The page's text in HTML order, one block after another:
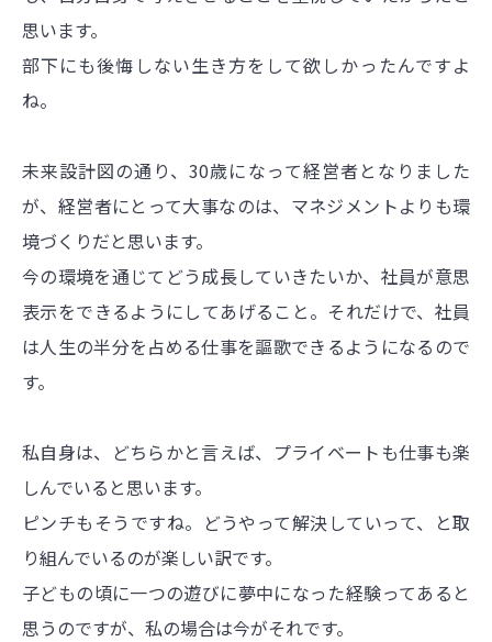
思います。
部下にも後悔しない生き方をして欲しかったんですよ
ね。
未来設計図の通り、30歳になって経営者となりました
が、経営者にとって大事なのは、マネジメントよりも環
境づくりだと思います。
今の環境を通じてどう成長していきたいか、社員が意思
表示をできるようにしてあげること。それだけで、社員
は人生の半分を占める仕事を謳歌できるようになるので
す。
私自身は、どちらかと言えば、プライベートも仕事も楽
しんでいると思います。
ピンチもそうですね。どうやって解決していって、と取
り組んでいるのが楽しい訳です。
子どもの頃に一つの遊びに夢中になった経験ってあると
思うのですが、私の場合は今がそれです。